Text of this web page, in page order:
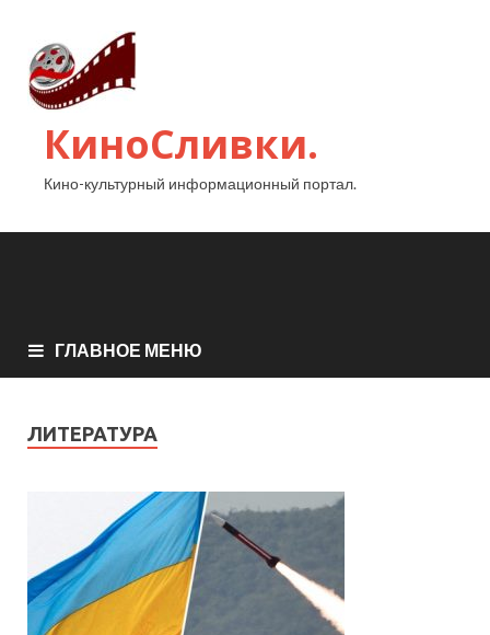
КиноСливки.
Кино-культурный информационный портал.
ГЛАВНОЕ МЕНЮ
ЛИТЕРАТУРА